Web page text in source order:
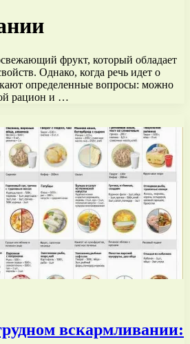
фрукт, который обладает
Однако, когда речь идет о
определенные вопросы: можно
рацион и …
вскармливании: